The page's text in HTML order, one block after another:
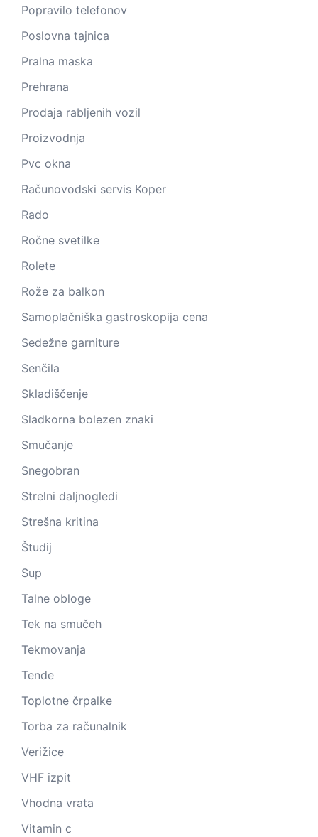
Popravilo telefonov
Poslovna tajnica
Pralna maska
Prehrana
Prodaja rabljenih vozil
Proizvodnja
Pvc okna
Računovodski servis Koper
Rado
Ročne svetilke
Rolete
Rože za balkon
Samoplačniška gastroskopija cena
Sedežne garniture
Senčila
Skladiščenje
Sladkorna bolezen znaki
Smučanje
Snegobran
Strelni daljnogledi
Strešna kritina
Študij
Sup
Talne obloge
Tek na smučeh
Tekmovanja
Tende
Toplotne črpalke
Torba za računalnik
Verižice
VHF izpit
Vhodna vrata
Vitamin c